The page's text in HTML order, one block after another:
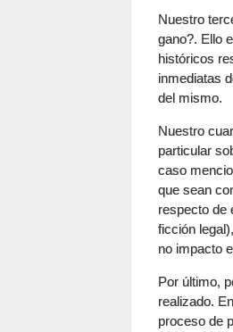
Nuestro
gano?. Ello
históricos
inmediatas
del mismo.
Nuestro
particular
caso
que sean
respecto de
ficción
no impacto
Por último,
realizado.
proceso de